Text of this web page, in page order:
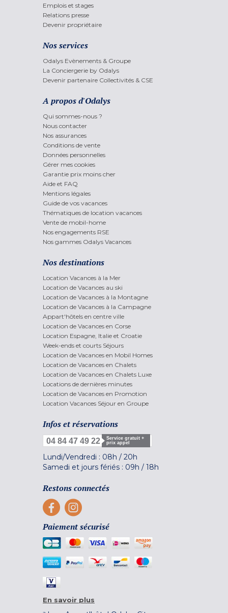
Emplois et stages
Relations presse
Devenir propriétaire
Nos services
Odalys Evènements & Groupe
La Conciergerie by Odalys
Devenir partenaire Collectivités & CSE
A propos d'Odalys
Qui sommes-nous ?
Nous contacter
Nos assurances
Conditions de vente
Données personnelles
Gérer mes cookies
Garantie prix moins cher
Aide et FAQ
Mentions légales
Guide de vos vacances
Thématiques de location vacances
Vente de mobil-home
Nos engagements RSE
Nos gammes Odalys Vacances
Nos destinations
Location Vacances à la Mer
Location de Vacances au ski
Location de Vacances à la Montagne
Location de Vacances à la Campagne
Appart'hôtels en centre ville
Location de Vacances en Corse
Location Espagne, Italie et Croatie
Week-ends et courts Séjours
Location de Vacances en Mobil Homes
Location de Vacances en Chalets
Location de Vacances en Chalets Luxe
Locations de dernières minutes
Location de Vacances en Promotion
Location Vacances Séjour en Groupe
Infos et réservations
04 84 47 49 22
Service gratuit +
prix appel
Lundi/Vendredi : 08h / 20h
Samedi et jours fériés : 09h / 18h
Restons connectés
Paiement sécurisé
En savoir plus